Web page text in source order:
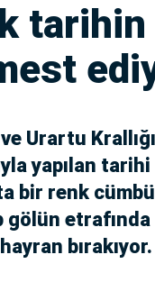
Urartu
yapılan
bir renk
gölün
bırakıyor.